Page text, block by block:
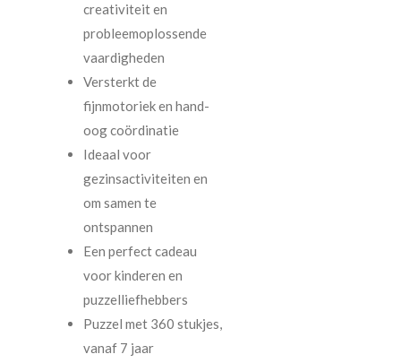
creativiteit en
probleemoplossende
vaardigheden
Versterkt de
fijnmotoriek en hand-
oog coördinatie
Ideaal voor
gezinsactiviteiten en
om samen te
ontspannen
Een perfect cadeau
voor kinderen en
puzzelliefhebbers
Puzzel met 360 stukjes,
vanaf 7 jaar